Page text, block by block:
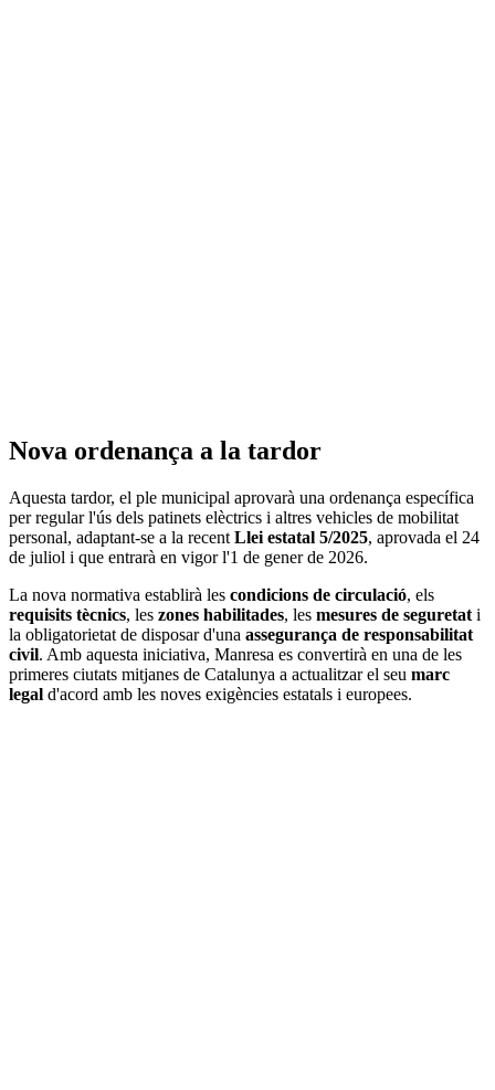
Nova ordenança a la tardor
Aquesta tardor, el ple municipal aprovarà una ordenança específica
per regular l'ús dels patinets elèctrics i altres vehicles de mobilitat
personal, adaptant-se a la recent Llei estatal 5/2025, aprovada el 24
de juliol i que entrarà en vigor l'1 de gener de 2026.
La nova normativa establirà les condicions de circulació, els
requisits tècnics, les zones habilitades, les mesures de seguretat i
la obligatorietat de disposar d'una assegurança de responsabilitat
civil. Amb aquesta iniciativa, Manresa es convertirà en una de les
primeres ciutats mitjanes de Catalunya a actualitzar el seu marc
legal d'acord amb les noves exigències estatals i europees.